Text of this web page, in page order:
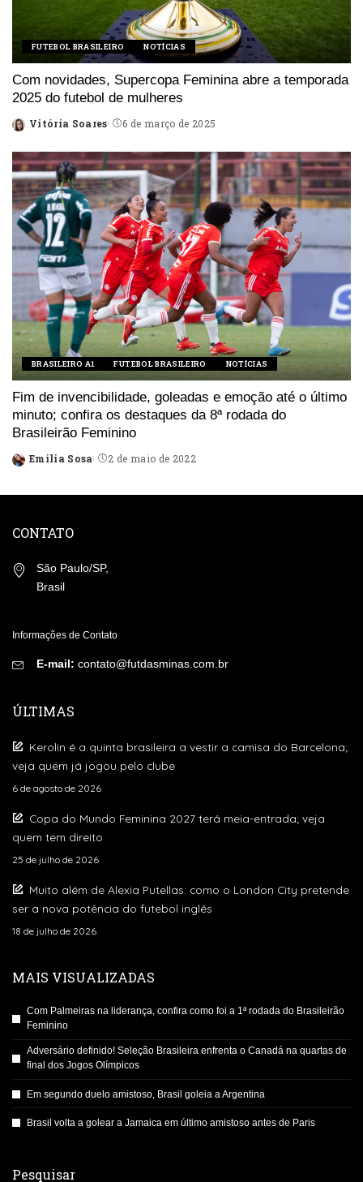
FUTEBOL BRASILEIRO NOTÍCIAS
Com novidades, Supercopa Feminina abre a temporada
2025 do futebol de mulheres
Posted
Vitória Soares 6 de março de 2025
BRASILEIRO A1 FUTEBOL BRASILEIRO NOTÍCIAS
Fim de invencibilidade, goleadas e emoção até o último
minuto; confira os destaques da 8ª rodada do
Brasileirão Feminino
Posted
Emilia Sosa 2 de maio de 2022
CONTATO
São Paulo/SP,
Brasil
Informações de Contato
E-mail: contato@futdasminas.com.br
ÚLTIMAS
Kerolin é a quinta brasileira a vestir a camisa do Barcelona;
veja quem já jogou pelo clube
6 de agosto de 2026
Copa do Mundo Feminina 2027 terá meia-entrada; veja
quem tem direito
25 de julho de 2026
Muito além de Alexia Putellas: como o London City pretende
ser a nova potência do futebol inglês
18 de julho de 2026
MAIS VISUALIZADAS
Com Palmeiras na liderança, confira como foi a 1ª rodada do Brasileirão
Feminino
Adversário definido! Seleção Brasileira enfrenta o Canadá na quartas de
final dos Jogos Olímpicos
Em segundo duelo amistoso, Brasil goleia a Argentina
Brasil volta a golear a Jamaica em último amistoso antes de Paris
Pesquisar